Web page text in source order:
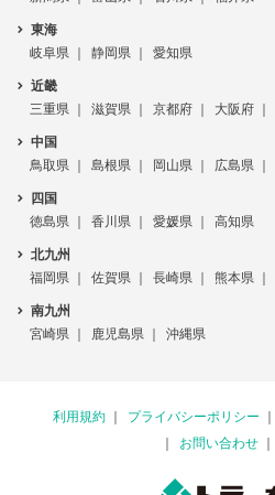
東海
岐阜県
静岡県 愛知県
近畿
三重県
滋賀県 京都府 大阪府
中国
鳥取県
島根県 岡山県 広島県
四国
徳島県
香川県 愛媛県 高知県
北九州
福岡県
佐賀県 長崎県 熊本県
南九州
宮崎県
鹿児島県 沖縄県
利用規約 プライバシーポリシー
お問い合わせ